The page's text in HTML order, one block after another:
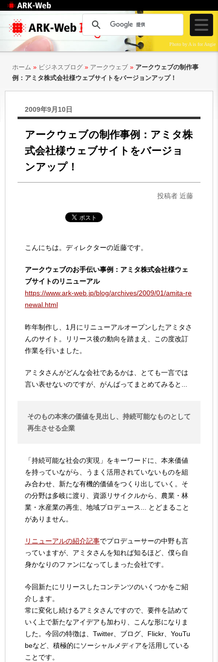
Web制作のアークウェ
ブ
ホーム » ビジネスブログ » アークウェブ » アークウェブの制作事
例：アミタ株式会社様ウェブサイトをバージョンアップ！
2009年9月10日
アークウェブの制作事例：アミタ株
式会社様ウェブサイトをバージョ
ンアップ！
投稿者 近藤
こんにちは。ディレクターの近藤です。
アークウェブのお手伝い事例：アミタ株式会社様ウェ
ブサイトのリニューアル
https://www.ark-web.jp/blog/archives/2009/01/amita-re
newal.html
昨年制作し、1月にリニューアルオープンしたアミタさ
んのサイト。リリース後の動向を踏まえ、この度改訂
作業を行いました。
アミタさんがどんな会社であるかは、とても一言では
言い表せないのですが、がんばってまとめてみると...
そのもの本来の価値を見出し、持続可能なものとして
再生させる企業
「持続可能な社会の実現」をキーワードに、本来価値
を持っていながら、うまく活用されていないものを組
み合わせ、新たな有機的価値をつくり出していく。そ
の分野は多岐に渡り、資源リサイクルから、農業・林
業・水産業の再生、地域プロデュース... とどまること
がありません。
リニューアルの紹介記事でプロデューサーの中野も言
っていますが、アミタさんを知れば知るほど、僕ら自
身かなりのファンになってしまった会社です。
今回新たにリリースしたコンテンツのいくつかをご紹
介します。
常に変化し続けるアミタさんですので、要件を詰めて
いく上で新たなアイデアも加わり、こんな形になりま
した。今回の特徴は、Twitter、ブログ、Flickr、YouTu
beなど、積極的にソーシャルメディアを活用している
ことです。
Photo by A is for Angie